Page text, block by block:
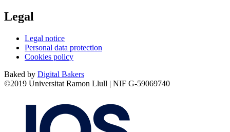
Legal
Legal notice
Personal data protection
Cookies policy
Baked by Digital Bakers
©2019 Universitat Ramon Llull | NIF G-59069740